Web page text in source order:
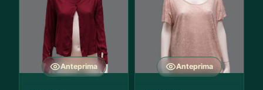
Anteprima Anteprima